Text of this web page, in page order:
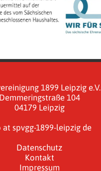
1899 Leipzig e.V.
Demmeringstraße 104
04179 Leipzig
at spvgg-1899-leipzig de
Datenschutz
Kontakt
Impressum